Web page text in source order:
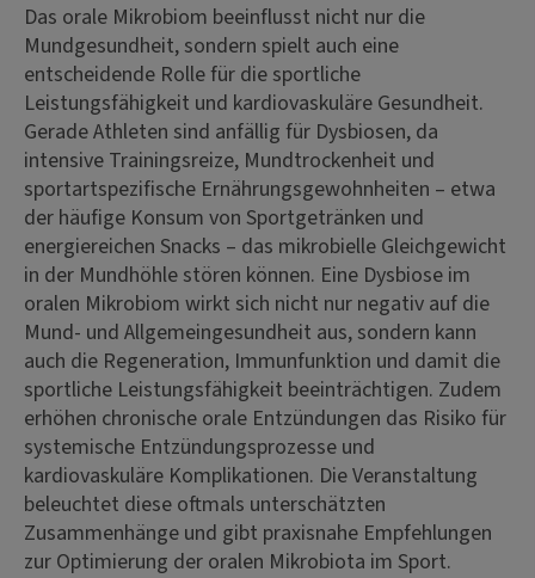
Das orale Mikrobiom beeinflusst nicht nur die
Mundgesundheit, sondern spielt auch eine
entscheidende Rolle für die sportliche
Leistungsfähigkeit und kardiovaskuläre Gesundheit.
Gerade Athleten sind anfällig für Dysbiosen, da
intensive Trainingsreize, Mundtrockenheit und
sportartspezifische Ernährungsgewohnheiten – etwa
der häufige Konsum von Sportgetränken und
energiereichen Snacks – das mikrobielle Gleichgewicht
in der Mundhöhle stören können. Eine Dysbiose im
oralen Mikrobiom wirkt sich nicht nur negativ auf die
Mund- und Allgemeingesundheit aus, sondern kann
auch die Regeneration, Immunfunktion und damit die
sportliche Leistungsfähigkeit beeinträchtigen. Zudem
erhöhen chronische orale Entzündungen das Risiko für
systemische Entzündungsprozesse und
kardiovaskuläre Komplikationen. Die Veranstaltung
beleuchtet diese oftmals unterschätzten
Zusammenhänge und gibt praxisnahe Empfehlungen
zur Optimierung der oralen Mikrobiota im Sport.